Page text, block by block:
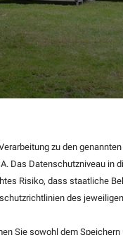
SZENE
zu den
Das Datenschutzniveau
Risiko, dass staatliche
des
Sie sowohl dem